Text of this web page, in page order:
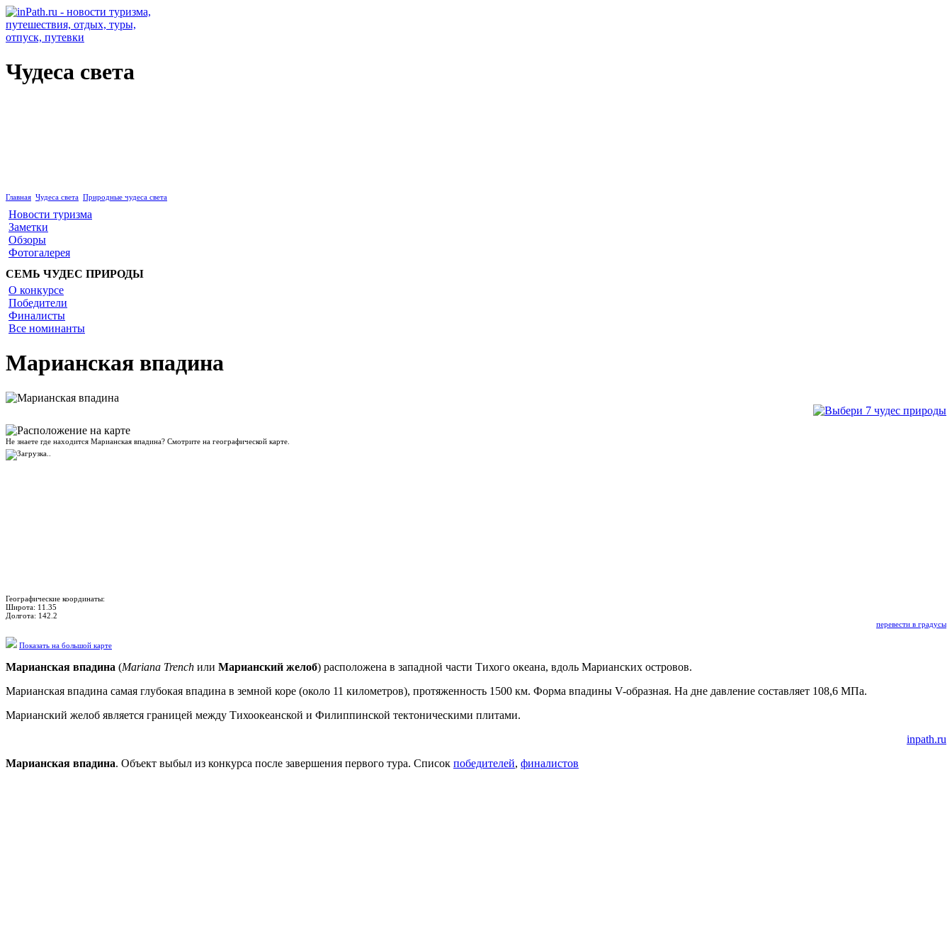
Чудеса света
Главная Чудеса света Природные чудеса света
Новости туризма
Заметки
Обзоры
Фотогалерея
СЕМЬ ЧУДЕС ПРИРОДЫ
О конкурсе
Победители
Финалисты
Все номинанты
Марианская впадина
Не знаете где находится Марианская впадина? Смотрите на географической карте.
Географические координаты:
Широта: 11.35
Долгота: 142.2
перевести в градусы
Показать на большой карте
Марианская впадина (Mariana Trench или Марианский желоб) расположена в западной части Тихого океана, вдоль Марианских островов.
Марианская впадина самая глубокая впадина в земной коре (около 11 километров), протяженность 1500 км. Форма впадины V-образная. На дне давление составляет 108,6 МПа.
Марианский желоб является границей между Тихоокеанской и Филиппинской тектоническими плитами.
inpath.ru
Марианская впадина. Объект выбыл из конкурса после завершения первого тура. Список победителей, финалистов